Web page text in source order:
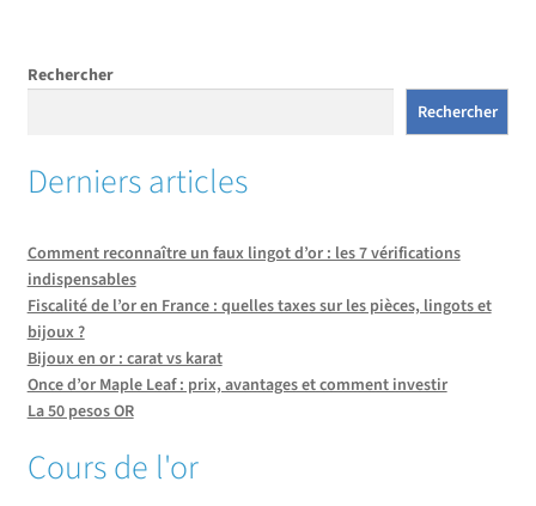
Rechercher
Rechercher
Derniers articles
Comment reconnaître un faux lingot d’or : les 7 vérifications
indispensables
Fiscalité de l’or en France : quelles taxes sur les pièces, lingots et
bijoux ?
Bijoux en or : carat vs karat
Once d’or Maple Leaf : prix, avantages et comment investir
La 50 pesos OR
Cours de l'or